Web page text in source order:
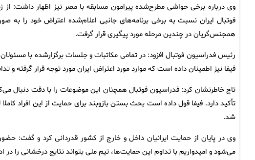
وی درباره برخی حواشی مطرح‌شده پیرامون مسابقه با مصر نیز اظهار داشت:
فوتبال ایران نسبت به برخی برنامه‌های جانبی اعلام‌شده اعتراض خود را به
همجنس‌گریان در چندین مرحله مورد پیگیری قرار گرفت.
رئیس فدراسیون فوتبال افزود: در تمامی مکاتبات و جلسات برگزارشده با
فیفا نیز اطمینان داده است که موارد مورد اعتراض ایران مورد توجه قرار گرفته و
تاج خاطرنشان کرد: فدراسیون فوتبال همچنان این موضوعات را با دقت دنبال
تأکید دارد. فیفا قول داده است بحث بستن بازوبند برای حمایت از این افراد
شد.
وی در پایان از حمایت ایرانیان داخل و خارج از کشور قدردانی کرد و گفت:
می‌شود و امیدواریم با تداوم این حمایت‌ها، تیم ملی بتواند نتایج درخشانی را در